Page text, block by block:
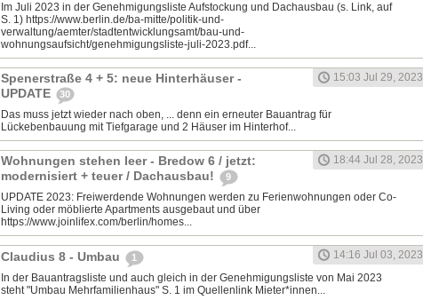
Im Juli 2023 in der Genehmigungsliste Aufstockung und Dachausbau (s. Link, auf
S. 1) https://www.berlin.de/ba-mitte/politik-und-
verwaltung/aemter/stadtentwicklungsamt/bau-und-
wohnungsaufsicht/genehmigungsliste-juli-2023.pdf...
Spenerstraße 4 + 5: neue Hinterhäuser -
UPDATE
30
15:03 Jul 29, 2023
Das muss jetzt wieder nach oben, ... denn ein erneuter Bauantrag für
Lückebenbauung mit Tiefgarage und 2 Häuser im Hinterhof...
Wohnungen stehen leer - Bredow 6 / jetzt:
modernisiert + teuer / Dachausbau!
9
18:44 Jul 28, 2023
UPDATE 2023: Freiwerdende Wohnungen werden zu Ferienwohnungen oder Co-
Living oder möblierte Apartments ausgebaut und über
https://www.joinlifex.com/berlin/homes...
Claudius 8 - Umbau 1
14:16 Jul 03, 2023
In der Bauantragsliste und auch gleich in der Genehmigungsliste von Mai 2023
steht "Umbau Mehrfamilienhaus" S. 1 im Quellenlink Mieter*innen...